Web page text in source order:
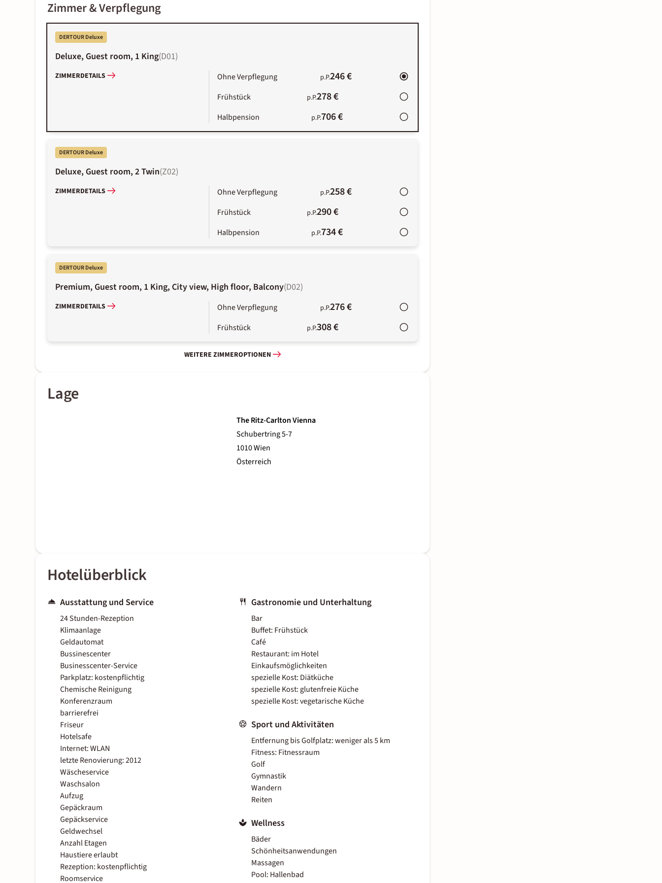
Zimmer & Verpflegung
DERTOUR Deluxe
Deluxe, Guest room, 1 King(D01)
ZIMMERDETAILS Ohne Verpflegung p.P.246 €
Frühstück p.P.278 €
Halbpension p.P.706 €
DERTOUR Deluxe
Deluxe, Guest room, 2 Twin(Z02)
ZIMMERDETAILS Ohne Verpflegung p.P.258 €
Frühstück p.P.290 €
Halbpension p.P.734 €
DERTOUR Deluxe
Premium, Guest room, 1 King, City view, High floor, Balcony(D02)
ZIMMERDETAILS Ohne Verpflegung p.P.276 €
Frühstück p.P.308 €
WEITERE ZIMMEROPTIONEN
Lage
The Ritz-Carlton Vienna
Schubertring 5-7
1010 Wien
Österreich
Hotelüberblick
Ausstattung und Service
24 Stunden-Rezeption
Klimaanlage
Geldautomat
Bussinescenter
Businesscenter-Service
Parkplatz: kostenpflichtig
Chemische Reinigung
Konferenzraum
barrierefrei
Friseur
Hotelsafe
Internet: WLAN
letzte Renovierung: 2012
Wäscheservice
Waschsalon
Aufzug
Gepäckraum
Gepäckservice
Geldwechsel
Anzahl Etagen
Haustiere erlaubt
Rezeption: kostenpflichtig
Roomservice
Gastronomie und Unterhaltung
Bar
Buffet: Frühstück
Café
Restaurant: im Hotel
Einkaufsmöglichkeiten
spezielle Kost: Diätküche
spezielle Kost: glutenfreie Küche
spezielle Kost: vegetarische Küche
Sport und Aktivitäten
Entfernung bis Golfplatz: weniger als 5 km
Fitness: Fitnessraum
Golf
Gymnastik
Wandern
Reiten
Wellness
Bäder
Schönheitsanwendungen
Massagen
Pool: Hallenbad